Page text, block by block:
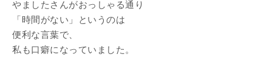
やましたさんがおっしゃる通り
「時間がない」というのは
便利な言葉で、
私も口癖になっていました。